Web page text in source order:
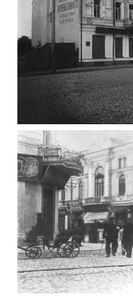
ФОТО ЖИТОМИРА
МИХАЙЛІВСЬКА-
ЖИТОМИР